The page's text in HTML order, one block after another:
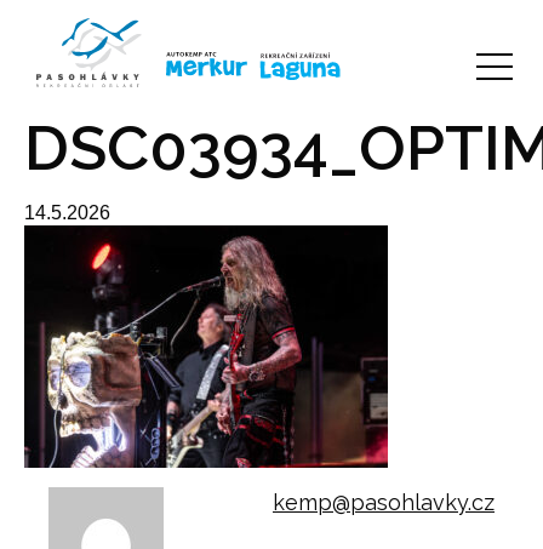
14.5.2026
kemp@pasohlavky.cz